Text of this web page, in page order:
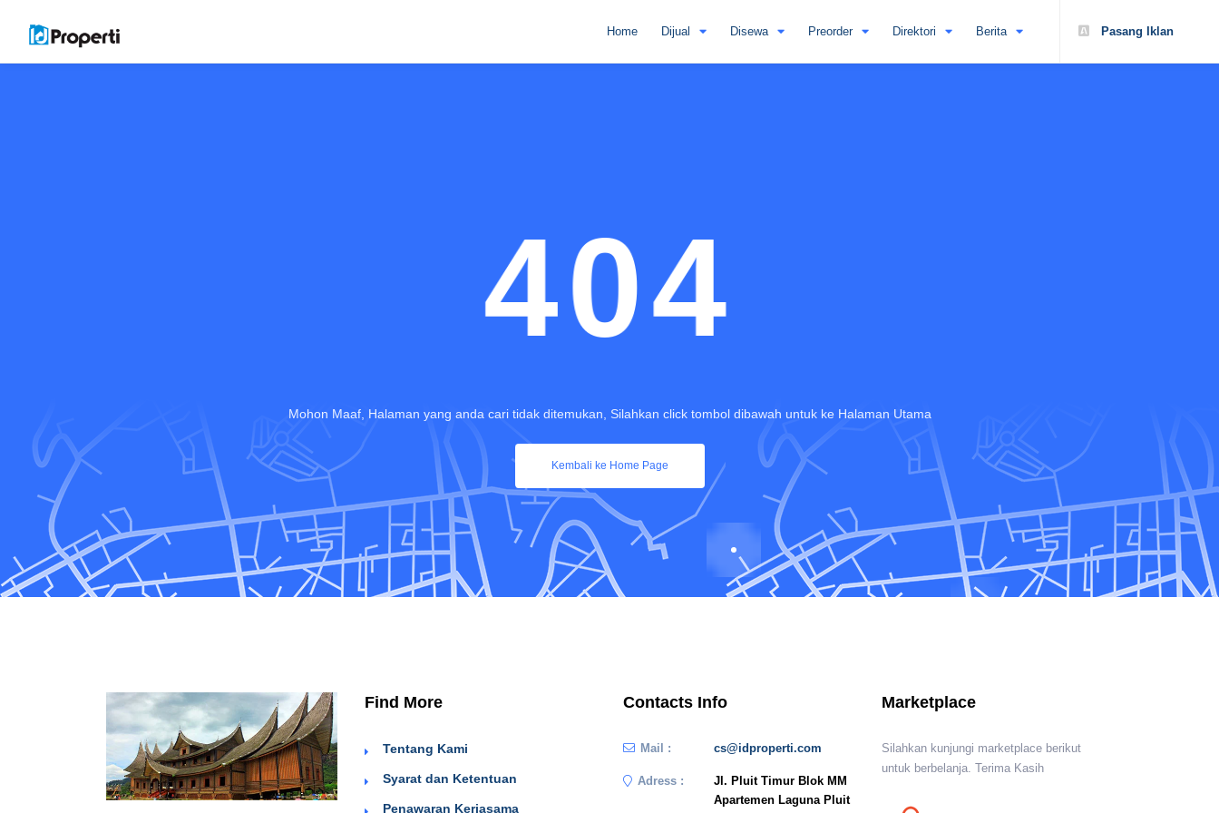
Pasang Iklan
Home Dijual Disewa Preorder Direktori Berita
404
Mohon Maaf, Halaman yang anda cari tidak ditemukan, Silahkan click tombol dibawah untuk ke Halaman Utama
Kembali ke Home Page
Find More
Tentang Kami
Syarat dan Ketentuan
Penawaran Kerjasama
Contacts Info
Mail : cs@idproperti.com
Adress :
Jl. Pluit Timur Blok MM
Apartemen Laguna Pluit
Marketplace
Silahkan kunjungi marketplace berikut
untuk berbelanja. Terima Kasih